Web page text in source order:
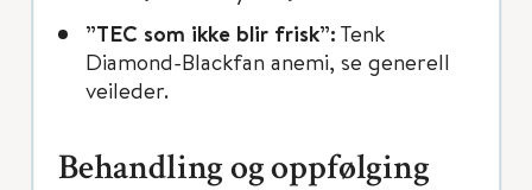
”TEC som ikke blir frisk”: Tenk
Diamond-Blackfan anemi, se generell
veileder.
Behandling og oppfølging